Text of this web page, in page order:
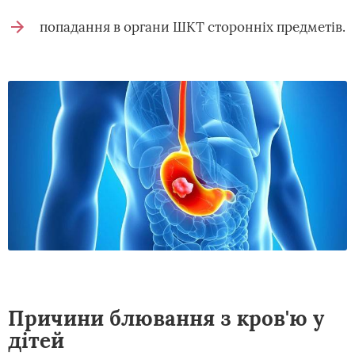
попадання в органи ШКТ сторонніх предметів.
Причини блювання з кров'ю у
дітей